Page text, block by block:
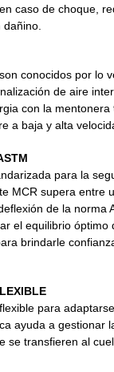
caso de choque,
conocidos por lo
de aire
con la
a baja y alta
para la
MCR supera entre
de la norma
el equilibrio óptimo
brindarle
para
ayuda a gestionar
se transfieren al